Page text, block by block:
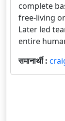
complete
free-living
Later led
entire
समानार्थी :